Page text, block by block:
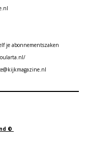
je abonnementszaken
©